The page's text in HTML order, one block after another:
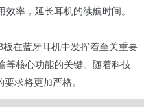
率，延长耳机的续航时间。
板在蓝牙耳机中发挥着至关重要
等核心功能的关键。随着科技
求将更加严格。